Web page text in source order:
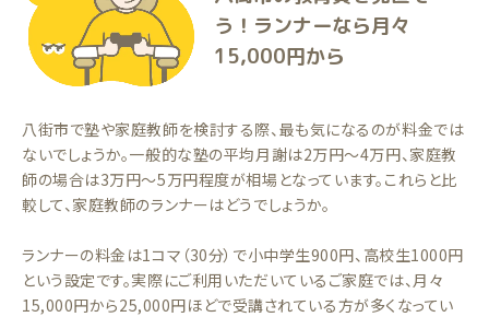
う！ランナーなら月々
15,000円から
八街市で塾や家庭教師を検討する際、最も気になるのが料金では
ないでしょうか。一般的な塾の平均月謝は2万円〜4万円、家庭教
師の場合は3万円〜5万円程度が相場となっています。これらと比
較して、家庭教師のランナーはどうでしょうか。
ランナーの料金は1コマ（30分）で小中学生900円、高校生1000円
という設定です。実際にご利用いただいているご家庭では、月々
15,000円から25,000円ほどで受講されている方が多くなってい